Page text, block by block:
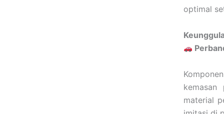
optimal
material